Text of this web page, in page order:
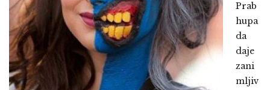
Prab
hupa
da
daje
zani
mljiv